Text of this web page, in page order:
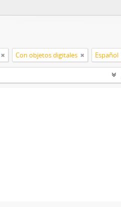
Con objetos digitales Español